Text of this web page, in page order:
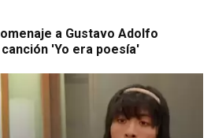
a Gustavo Adolfo
'Yo era poesía'